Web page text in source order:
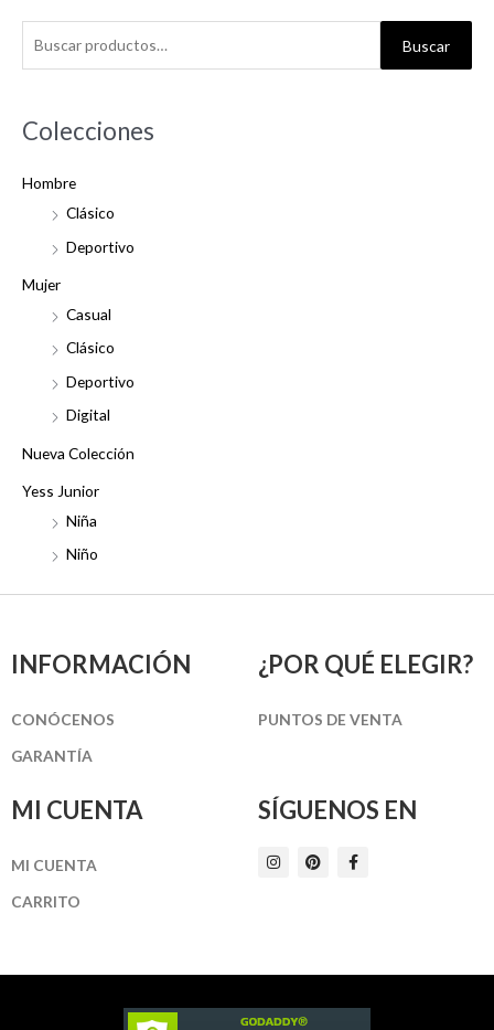
u
c
r
Buscar
Colecciones
Hombre
Clásico
Deportivo
Mujer
Casual
Clásico
Deportivo
Digital
Nueva Colección
Yess Junior
Niña
Niño
INFORMACIÓN
CONÓCENOS
GARANTÍA
¿POR QUÉ ELEGIR?
PUNTOS DE VENTA
MI CUENTA
MI CUENTA
CARRITO
SÍGUENOS EN
I
n
m
P
i
t
F
a
-